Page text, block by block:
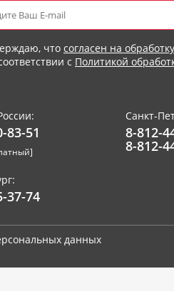
что согласен на
с Политикой
83-51
Санкт-
8-812-
8-812-
37-74
данных